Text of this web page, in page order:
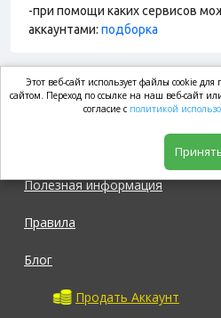
-при помощи каких сервисов
аккаунтами: подборка
market.com
Полезная информация
Правила
Блог
Продать Аккаунт
Этот веб-сайт использует файлы cookie
сайтом. Переход по ссылке на наш веб-сайт
согласие с политикой